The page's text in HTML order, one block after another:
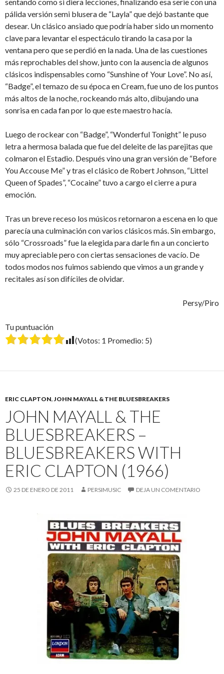
pálida versión semi blusera de “Layla” que dejó bastante que
desear. Un clásico ansiado que podría haber sido un momento
clave para levantar el espectáculo tirando la casa por la
ventana pero que se perdió en la nada. Una de las cuestiones
más reprochables del show, junto con la ausencia de algunos
clásicos indispensables como “Sunshine of Your Love”. No así,
“Badge”, el temazo de su época en Cream, fue uno de los puntos
más altos de la noche, rockeando más alto, dibujando una
sonrisa en cada fan por lo que este maestro hacía.
Luego de rockear con “Badge”, “Wonderful Tonight” le puso
letra a hermosa balada que fue del deleite de las parejitas que
colmaron el Estadio. Después vino una gran versión de “Before
You Accouse Me” y tras el clásico de Robert Johnson, “Littel
Queen of Spades”, “Cocaine” tuvo a cargo el cierre a pura
emoción.
Tras un breve receso los músicos retornaron a escena en lo que
parecía una culminación con varios clásicos más. Sin embargo,
sólo “Crossroads” fue la elegida para darle fin a un concierto
muy apreciable pero con ciertas sensaciones de vacío. De
todos modos nos fuimos sabiendo que vimos a un grande y
recitales así son difíciles de olvidar.
Persy/Piro
Tu puntuación
(Votos: 1 Promedio: 5)
ERIC CLAPTON, JOHN MAYALL & THE BLUESBREAKERS
JOHN MAYALL & THE
BLUESBREAKERS –
BLUESBREAKERS WITH
ERIC CLAPTON (1966)
25 DE ENERO DE 2011 PERSIMUSIC DEJA UN COMENTARIO